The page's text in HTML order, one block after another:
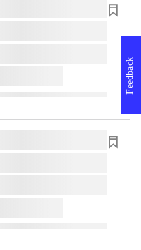
dolor sit amet ...
dolor sit amet ...
dolor sit amet ...
dolor sit amet ...
Feedback